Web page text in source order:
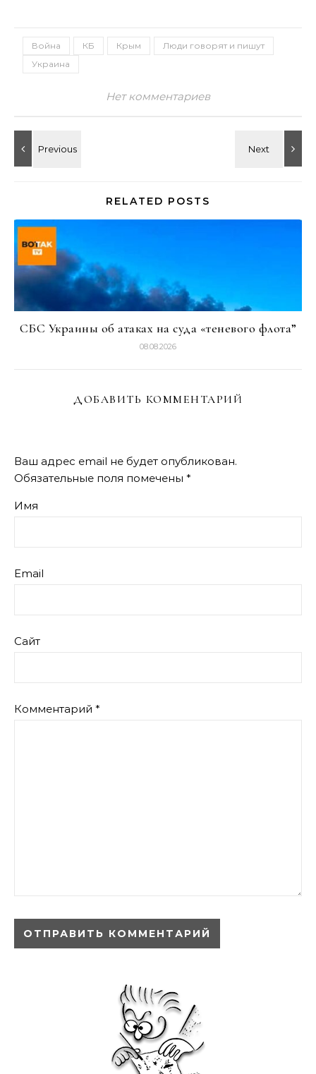
Война КБ Крым
Люди говорят и пишут
Украина
Нет комментариев
RELATED POSTS
СБС Украины об атаках на суда «теневого флота”
08.08.2026
ДОБАВИТЬ КОММЕНТАРИЙ
Ваш адрес email не будет опубликован.
Обязательные поля помечены *
Имя
Email
Сайт
Комментарий *